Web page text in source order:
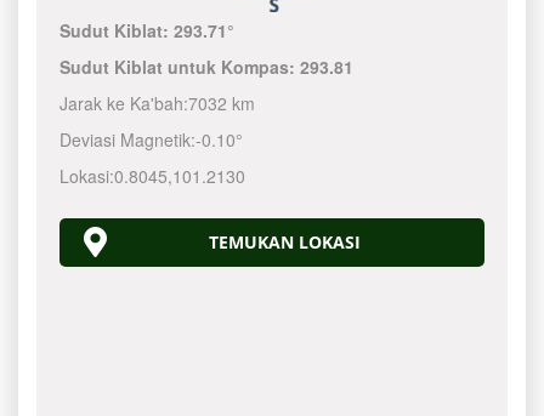
Sudut Kiblat:293.71°
Sudut Kiblat untuk Kompas:293.81
Jarak ke Ka'bah:7032 km
Deviasi Magnetik:-0.10°
Lokasi:0.8045,101.2130
TEMUKAN LOKASI